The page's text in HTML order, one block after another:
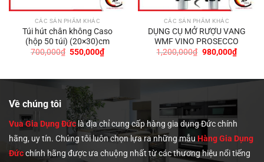
CÁC SẢN PHẨM KHÁC
Túi hút chân không Caso
(hộp 50 túi) (20×30)cm
700,000₫ Giá
550,000₫Giá
hiện
550,000₫.
CÁC SẢN PHẨM KHÁC
DỤNG CỤ MỞ RƯỢU VANG
WMF VINO PROSECCO
1,200,000₫ Giá
980,000₫Giá
hiện
Về chúng tôi
Vua Gia Dụng Đứclà địa chỉ cung cấp hàng gia dụng Đức chính
hãng, uy tín. Chúng tôiluôn chọn lựa ra những mẫu Hàng Gia Dụng
Đứcchính hãng được ưa chuộng nhất từ các thương hiệu nổi tiếng